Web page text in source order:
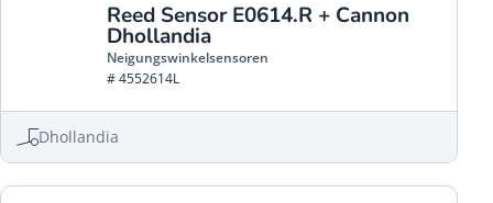
Reed Sensor E0614.R + Cannon
Dhollandia
Neigungswinkelsensoren
# 4552614L
Dhollandia